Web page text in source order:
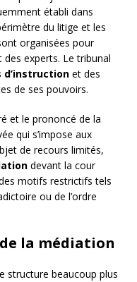
établi dans
du litige et les
organisées pour
des experts. Le tribunal
d’instruction et des
de ses pouvoirs.
et le prononcé de la
qui s’impose aux
de recours limités,
devant la cour
motifs restrictifs tels
ou de l’ordre
la médiation
structure beaucoup plus